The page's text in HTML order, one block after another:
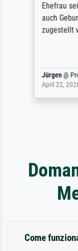
Ehefrau
auch
zugestellt
Jürgen@
April 22,
Come